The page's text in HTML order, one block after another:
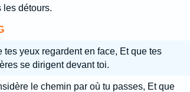
les détours.
tes yeux regardent en face, Et que tes
se dirigent devant toi.
le chemin par où tu passes, Et que